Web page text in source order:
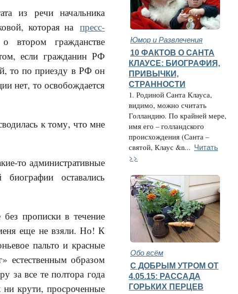
из речи начальника
которая на пресс-
втором гражданстве
если гражданин РФ
то по приезду в РФ он
нет, то освобождается
к тому, что мне
то административные
оставались
прописки в течение
еще не взяли. Но! К
пальто и красные
естественным образом
за все те полтора года
крути, просроченные
Юмор и Развлечения
10 ФАКТОВ О САНТА
КЛАУСЕ: БИОГРАФИЯ,
ПРИВЫЧКИ,
СТРАННОСТИ
1. Родиной Санта Клауса,
видимо, можно считать
Голландию. По крайней мере,
имя его – голландского
происхождения (Санта –
святой, Клаус &n... Читать
>>
Обо всём
С ДОБРЫМ УТРОМ ОТ
4.05.15: РАССАДА
ГОРЬКИХ ПЕРЦЕВ